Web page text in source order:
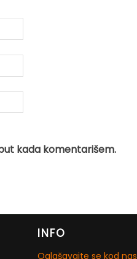
kada komentarišem.
INFO
Oglašavajte se kod nas